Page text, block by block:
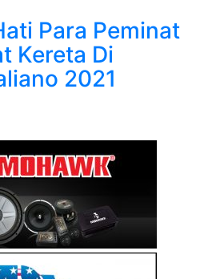
Para Peminat
Kereta Di
2021